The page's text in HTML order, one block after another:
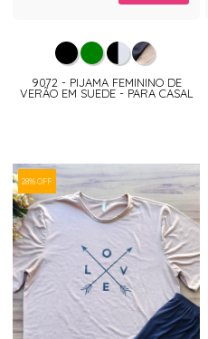
9072 - PIJAMA FEMININO DE
VERÃO EM SUEDE - PARA CASAL
28% OFF